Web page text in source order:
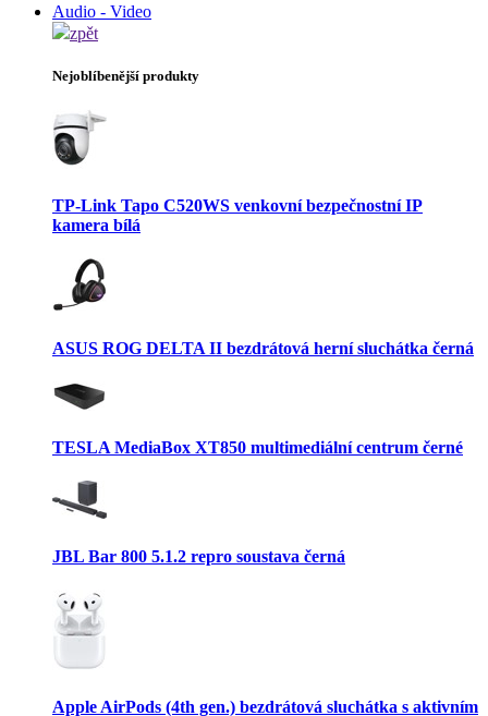
Audio - Video
zpět
Nejoblíbenější produkty
TP-Link Tapo C520WS venkovní bezpečnostní IP
kamera bílá
ASUS ROG DELTA II bezdrátová herní sluchátka černá
TESLA MediaBox XT850 multimediální centrum černé
JBL Bar 800 5.1.2 repro soustava černá
Apple AirPods (4th gen.) bezdrátová sluchátka s aktivním